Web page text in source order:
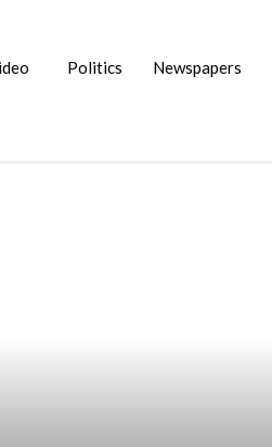
Politics Newspapers